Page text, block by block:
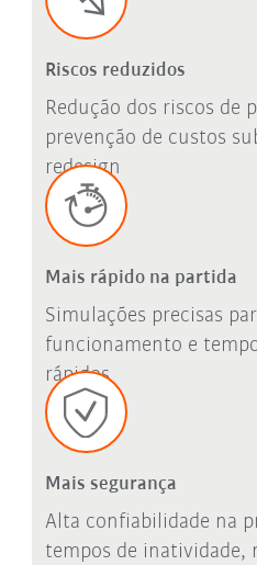
Riscos reduzidos
Redução dos riscos de
prevenção de custos
redesign
Mais rápido na partida
Simulações precisas
funcionamento e
rápidos
Mais segurança
Alta confiabilidade na
tempos de inatividade,